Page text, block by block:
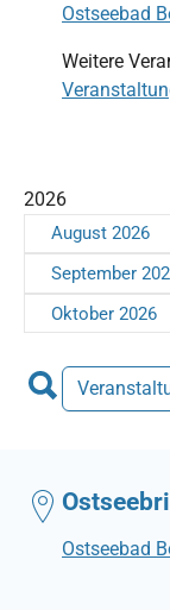
Ostseebad
Weitere
2026
August 2026
September
Oktober 2026
Ostseebad